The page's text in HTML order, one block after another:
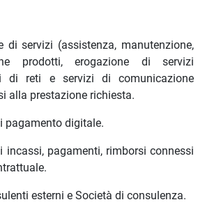
di servizi (assistenza, manutenzione,
prodotti, erogazione di servizi
di reti e servizi di comunicazione
alla prestazione richiesta.
pagamento digitale.
incassi, pagamenti, rimborsi connessi
esterni e Società di consulenza.